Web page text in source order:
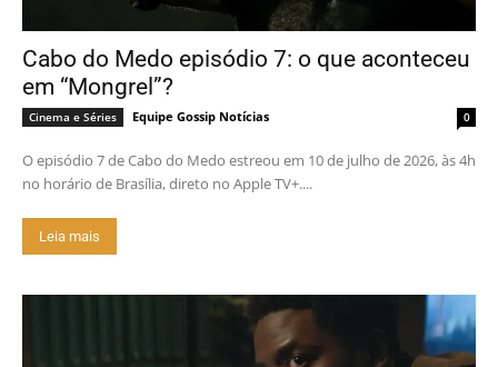
Cabo do Medo episódio 7: o que aconteceu
em “Mongrel”?
Cinema e Séries Equipe Gossip Notícias 0
O episódio 7 de Cabo do Medo estreou em 10 de julho de 2026, às 4h
no horário de Brasília, direto no Apple TV+....
Leia mais